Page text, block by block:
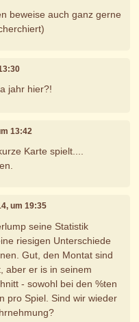
beweise auch ganz gerne
jahr hier?!
13:42
Karte spielt....
um 19:35
seine Statistik
riesigen Unterschiede
Gut, den Montat sind
aber er is in seinem
- sowohl bei den %ten
pro Spiel. Sind wir wieder